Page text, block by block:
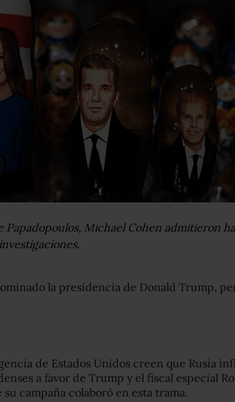
Papadopoulos, Michael Cohen admitieron
la presidencia de Donald Trump,
de Estados Unidos creen que Rusia
a favor de Trump y el fiscal especial
campaña colaboró en esta trama.